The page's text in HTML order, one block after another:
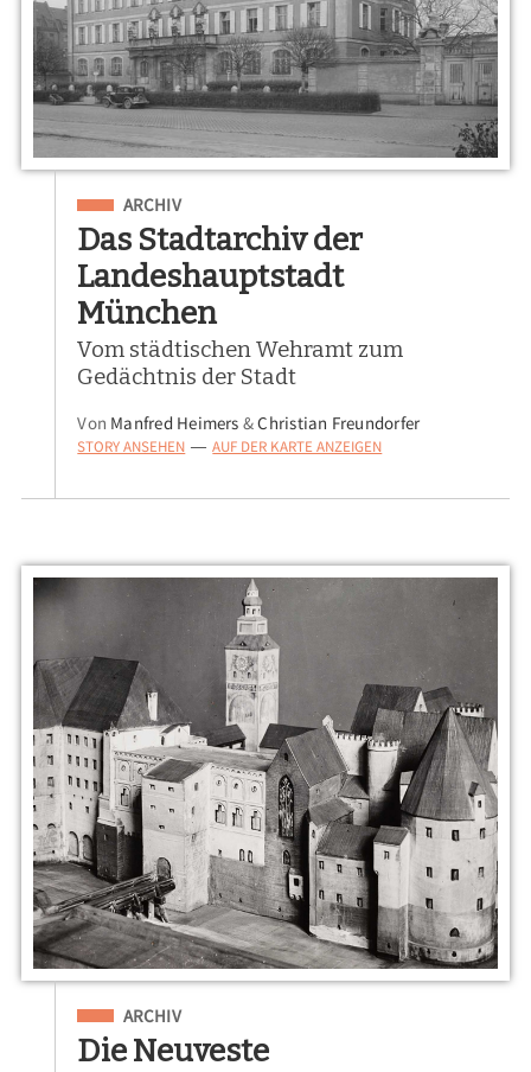
Eingeordnet unter
ARCHIV
Das Stadtarchiv der
Landeshauptstadt
München
Vom städtischen Wehramt zum
Gedächtnis der Stadt
Von Manfred Heimers &Christian Freundorfer
STORY ANSEHEN — AUF DER KARTE ANZEIGEN
Eingeordnet unter
ARCHIV
Die Neuveste